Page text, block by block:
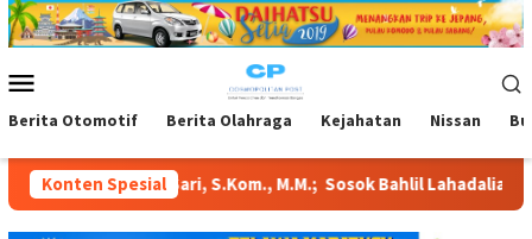
Loncat
ke
Mobile
Berita Otomotif Berita Olahraga Kejahatan Nissan
Konten Spesial
S.Kom., M.M.; Sosok Bahlil Lahadalia bisa Menjadi Sumber